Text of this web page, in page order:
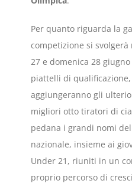
Per quanto riguarda la
competizione si
27 e domenica 28
piattelli di
aggiungeranno gli
migliori otto tiratori di
pedana i grandi nomi
nazionale, insieme ai
Under 21, riuniti in un
proprio percorso di